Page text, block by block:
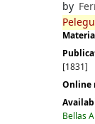
by
[1831]
Online
Bellas